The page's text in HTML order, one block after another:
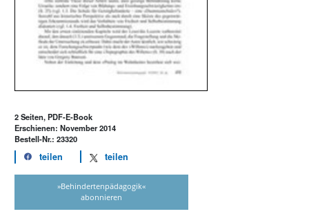
2 Seiten, PDF-E-Book
Erschienen: November 2014
Bestell-Nr.: 23320
teilen teilen
»Behindertenpädagogik«
abonnieren